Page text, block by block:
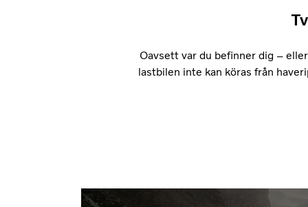
Oavsett var du befinner dig –
lastbilen inte kan köras från